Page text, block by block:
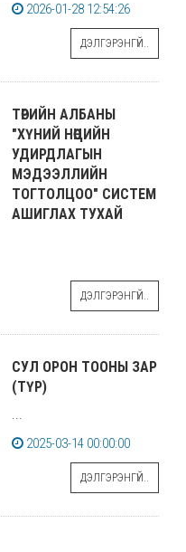
2026-01-28 12:54:26
ДЭЛГЭРЭНГҮЙ..
ТӨРИЙН АЛБАНЫ
"ХҮНИЙ НӨӨЦИЙН
УДИРДЛАГЫН
МЭДЭЭЛЛИЙН
ТОГТОЛЦОО" СИСТЕМ
АШИГЛАХ ТУХАЙ
ДЭЛГЭРЭНГҮЙ..
СУЛ ОРОН ТООНЫ ЗАР
(ТҮР)
...
2025-03-14 00:00:00
ДЭЛГЭРЭНГҮЙ..